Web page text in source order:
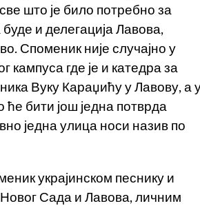
што је било потребно за
и делегација Лавова,
Споменик није случајно у
кампуса где је и катедра за
Вуку Караџићу у Лавову, а
бити још једна потврда
једна улица носи назив по
украјинском песнику и
Сада и Лавова, личним